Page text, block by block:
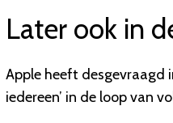
Later ook in
Apple heeft desgevraagd
iedereen’ in de loop van